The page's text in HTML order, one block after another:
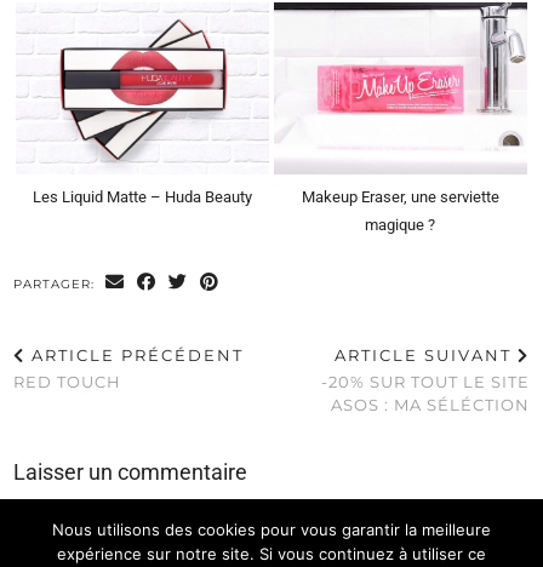
Les Liquid Matte – Huda Beauty
Makeup Eraser, une serviette
magique ?
PARTAGER:
ARTICLE PRÉCÉDENT
RED TOUCH
ARTICLE SUIVANT
-20% SUR TOUT LE SITE
ASOS : MA SÉLÉCTION
Laisser un commentaire
Votre adresse e-mail ne sera pas publiée.
Les champs obligatoires sont
indiqués avec*
Nous utilisons des cookies pour vous garantir la meilleure
expérience sur notre site. Si vous continuez à utiliser ce